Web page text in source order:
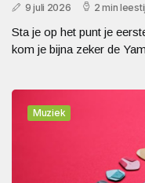
9 juli 2026 2 min
Sta je op het punt je
kom je bijna zeker de
Muziek